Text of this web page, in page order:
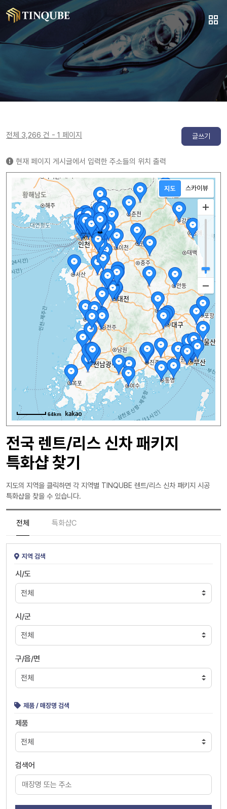
전체 3,266 건 - 1 페이지 글쓰기
현재 페이지 게시글에서 입력한 주소들의 위치 출력
64km
전국 렌트/리스 신차 패키지
특화샵 찾기
지도의 지역을 클릭하면 각 지역별 TINQUBE 렌트/리스 신차 패키지 시공
특화샵을 찾을 수 있습니다.
전체 특화샵C
지역 검색
시/도
시/군
구/읍/면
제품 / 매장명 검색
제품
검색어